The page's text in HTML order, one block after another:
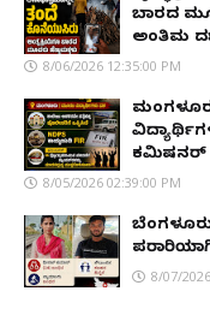
ಬಾರದ
ಅಂತಿಮ
8/06/2026 12:35:00 PM
ಕಮಿಷನರ್
8/05/2026 02:39:00 PM
8/07/